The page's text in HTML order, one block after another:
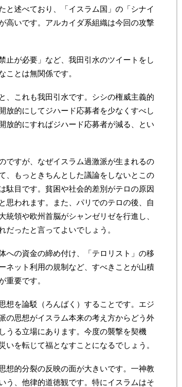
と述べており、「イスラム国」の「シナイ
高いです。アルカイダ系組織は今回の攻撃
が必要」など、我田引水のツイートをし
ことは無関係です。
これも我田引水です。シシの権威主義的
放的にしてジハード応募者を少なくすべし
放的にすればジハード応募者が減る、とい
すが、なぜイスラム過激派が生まれるの
、もっときちんとした議論をしないとこの
駄目です。貧困や社会的差別がテロの原因
思われます。また、パリでのテロの後、自
領や欧州首脳がシャンゼリゼを行進し、
だったと言ってよいでしょう。
の資金の締め付け、「テロリスト」の移
ネット利用の規制など、すべきことが山積
重要です。
想を論駁（ろんばく ）することです。エジ
の思想がイスラム本来の考え方からどう外
うる立場にあります。今度の襲撃を契機
を転じて福となすことになるでしょう。
的分裂の反映の面が大きいです。一神教
う、他律的道徳観です。特にイスラムはそ